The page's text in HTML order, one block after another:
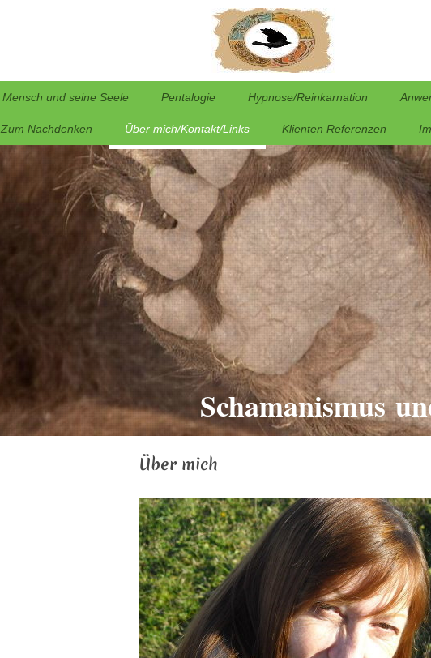
Mensch und seine Seele Pentalogie Hypnose/Reinkarnation
Zum Nachdenken Über mich/Kontakt/Links Klienten Referenzen
Schamanismus
Über mich